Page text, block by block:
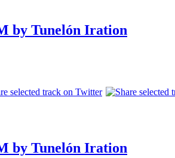
by Tunelón Iration
by Tunelón Iration